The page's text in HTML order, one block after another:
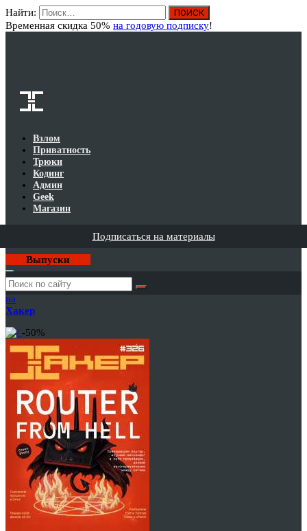
Найти:
Временная скидка 50% на годовую подписку!
Взлом
Приватность
Трюки
Кодинг
Админ
Geek
Магазин
Подписаться на материалы
Выпуски
Годовая
подписка
на
Хакер
-50%